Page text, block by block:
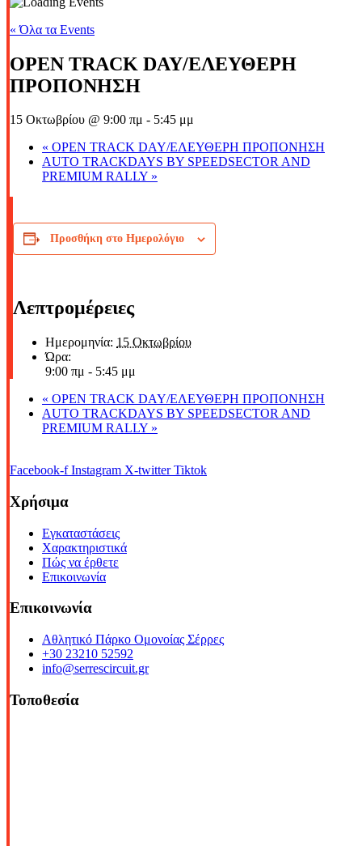
« Όλα τα Events
OPEN TRACK DAY/ΕΛΕΥΘΕΡΗ
ΠΡΟΠΟΝΗΣΗ
15 Οκτωβρίου @ 9:00 πμ - 5:45 μμ
« OPEN TRACK DAY/ΕΛΕΥΘΕΡΗ ΠΡΟΠΟΝΗΣΗ
AUTO TRACKDAYS BY SPEEDSECTOR AND
PREMIUM RALLY »
Προσθήκη στο Ημερολόγιο
Λεπτρομέρειες
Ημερομηνία: 15 Οκτωβρίου
Ώρα:
9:00 πμ - 5:45 μμ
« OPEN TRACK DAY/ΕΛΕΥΘΕΡΗ ΠΡΟΠΟΝΗΣΗ
AUTO TRACKDAYS BY SPEEDSECTOR AND
PREMIUM RALLY »
Facebook-f Instagram X-twitter Tiktok
Χρήσιμα
Εγκαταστάσεις
Χαρακτηριστικά
Πώς να έρθετε
Επικοινωνία
Επικοινωνία
Αθλητικό Πάρκο Ομονοίας Σέρρες
+30 23210 52592
info@serrescircuit.gr
Τοποθεσία